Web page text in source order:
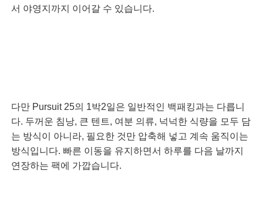
서 야영지까지 이어갈 수 있습니다.
다만 Pursuit 25의 1박2일은 일반적인 백패킹과는 다릅니
다. 두꺼운 침낭, 큰 텐트, 여분 의류, 넉넉한 식량을 모두 담
는 방식이 아니라, 필요한 것만 압축해 넣고 계속 움직이는
방식입니다. 빠른 이동을 유지하면서 하루를 다음 날까지
연장하는 팩에 가깝습니다.